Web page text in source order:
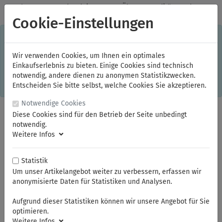
✓Jeden Monat starke Aktionen ✓Über 20 Qualitätsmarken ✓
Kostenlose Lieferung im Inland ab 150,00 Euro Bruttowarenwert
Einkaufserlebnis. Dabei werden beispielsweise die Session-
Informationen oder die Spracheinstellung auf Ihrem Rechner
gespeichert. Ohne Cookies ist der Funktionsumfang des
Online-Shops eingeschränkt. Sind Sie damit nicht
einverstanden, klicken Sie bitte hier.
Kraftschrauber-Werkzeuge 1/2"
Kraftschrauber-Steckschlüssel-Einsätze 1/2"
Cookie-Einstellungen
Wir verwenden Cookies, um Ihnen ein optimales
Einkaufserlebnis zu bieten. Einige Cookies sind technisch
notwendig, andere dienen zu anonymen Statistikzwecken.
Entscheiden Sie bitte selbst, welche Cookies Sie akzeptieren.
Notwendige Cookies
Diese Cookies sind für den Betrieb der Seite unbedingt
notwendig.
Weitere Infos
Statistik
Um unser Artikelangebot weiter zu verbessern, erfassen wir
anonymisierte Daten für Statistiken und Analysen.
Aufgrund dieser Statistiken können wir unsere Angebot für Sie
optimieren.